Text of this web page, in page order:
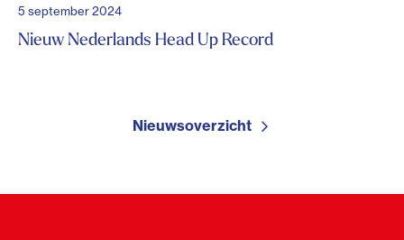
5 september 2024
Nieuw Nederlands Head Up Record
Nieuwsoverzicht